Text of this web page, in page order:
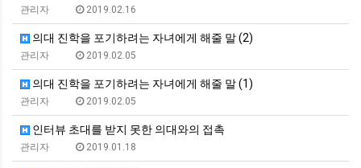
관리자 2019.02.16
의대 진학을 포기하려는 자녀에게 해줄 말 (2)
관리자 2019.02.05
의대 진학을 포기하려는 자녀에게 해줄 말 (1)
관리자 2019.02.05
인터뷰 초대를 받지 못한 의대와의 접촉
관리자 2019.01.18